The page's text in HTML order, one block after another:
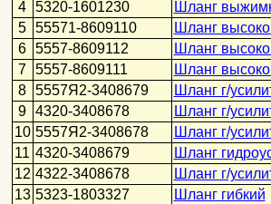
4 5320-1601230
Шланг
5 55571-8609110
Шланг
6 5557-8609112
Шланг
7 5557-8609111
Шланг
8 5557Я2-3408679
Шланг г/
9 4320-3408678
Шланг г/
10 5557Я2-3408678
Шланг г/
11 4320-3408679
Шланг
12 4322-3408678
Шланг г/
13 5323-1803327
Шланг гибкий